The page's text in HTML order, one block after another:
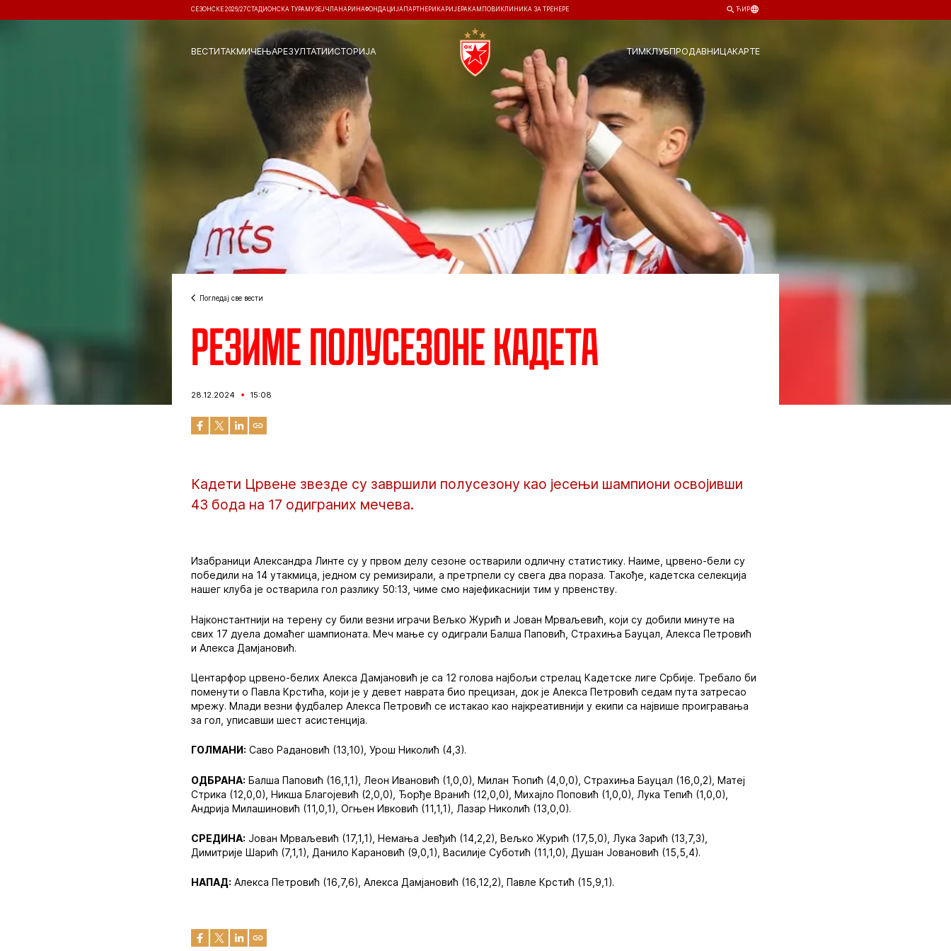
СЕЗОНСКЕ 2026/27СТАДИОНСКА ТУРА МУЗЕЈ ЧЛАНАРИНАФОНДАЦИЈА ПАРТНЕРИ КАРИЈЕРА КАМПОВИ КЛИНИКА ЗА ТРЕНЕРЕ ЋИР
ВЕСТИТАКМИЧЕЊАРЕЗУЛТАТИИСТОРИЈА ТИМКЛУБПРОДАВНИЦАКАРТЕ
Погледај све вести
Резиме полусезоне кадета
28.12.2024 15:08
Кадети Црвене звезде су завршили полусезону као јесењи шампиони освојивши
43 бода на 17 одиграних мечева.
Изабраници Александра Линте су у првом делу сезоне остварили одличну статистику. Наиме, црвено-бели су
победили на 14 утакмица, једном су ремизирали, а претрпели су свега два пораза. Такође, кадетска селекција
нашег клуба је остварила гол разлику 50:13, чиме смо најефикаснији тим у првенству.
Најконстантнији на терену су били везни играчи Вељко Журић и Јован Мрваљевић, који су добили минуте на
свих 17 дуела домаћег шампионата. Меч мање су одиграли Балша Паповић, Страхиња Бауцал, Алекса Петровић
и Алекса Дамјановић.
Центарфор црвено-белих Алекса Дамјановић је са 12 голова најбољи стрелац Кадетске лиге Србије. Требало би
поменути о Павла Крстића, који је у девет наврата био прецизан, док је Алекса Петровић седам пута затресао
мрежу. Млади везни фудбалер Алекса Петровић се истакао као најкреативнији у екипи са највише проигравања
за гол, уписавши шест асистенција.
ГОЛМАНИ: Саво Радановић (13,10), Урош Николић (4,3).
ОДБРАНА: Балша Паповић (16,1,1), Леон Ивановић (1,0,0), Милан Ћопић (4,0,0), Страхиња Бауцал (16,0,2), Матеј
Стрика (12,0,0), Никша Благојевић (2,0,0), Ђорђе Вранић (12,0,0), Михајло Поповић (1,0,0), Лука Тепић (1,0,0),
Андрија Милашиновић (11,0,1), Огњен Ивковић (11,1,1), Лазар Николић (13,0,0).
СРЕДИНА: Јован Мрваљевић (17,1,1), Немања Јевђић (14,2,2), Вељко Журић (17,5,0), Лука Зарић (13,7,3),
Димитрије Шарић (7,1,1), Данило Карановић (9,0,1), Василије Суботић (11,1,0), Душан Јовановић (15,5,4).
НАПАД: Алекса Петровић (16,7,6), Алекса Дамјановић (16,12,2), Павле Крстић (15,9,1).